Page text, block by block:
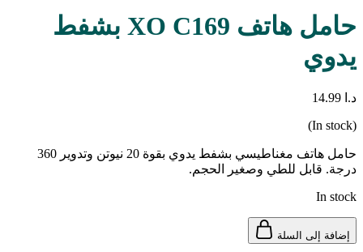
حامل هاتف XO C169 بشفط
يدوي
د.ا
(In stock)
حامل هاتف مغناطيسي بشفط يدوي بقوة 20 نيوتن وتدوير 360
درجة. قابل للطي وصغير الحجم.
In stock
إضافة إلى السلة